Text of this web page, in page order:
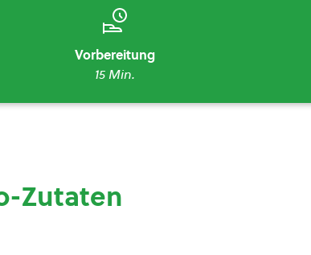
Vorbereitung
15 Min.
Zutaten